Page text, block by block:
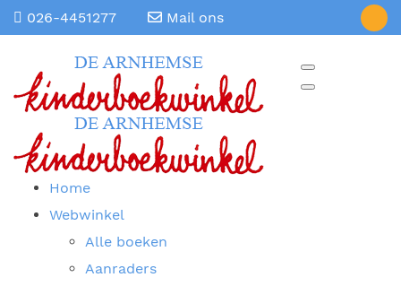
026-4451277 Mail ons
Home
Webwinkel
Alle boeken
Aanraders